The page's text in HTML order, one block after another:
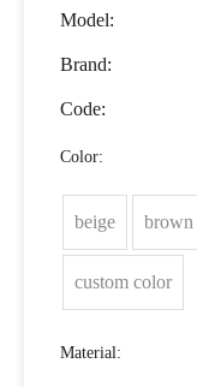
Model:
Brand:
Code:
Color:
beige brown
custom color
Material: